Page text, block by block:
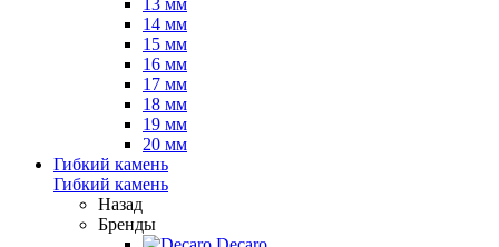
13 мм
14 мм
15 мм
16 мм
17 мм
18 мм
19 мм
20 мм
Гибкий камень
Гибкий камень
Назад
Бренды